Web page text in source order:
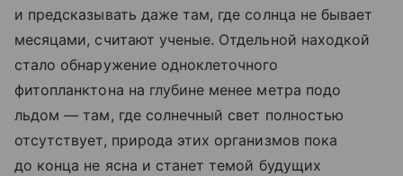
и предсказывать даже там, где солнца не бывает
месяцами, считают ученые. Отдельной находкой
стало обнаружение одноклеточного
фитопланктона на глубине менее метра подо
льдом — там, где солнечный свет полностью
отсутствует, природа этих организмов пока
до конца не ясна и станет темой будущих